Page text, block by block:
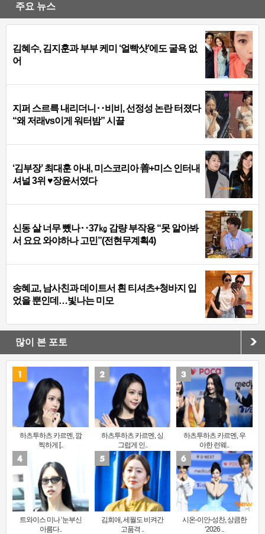
주요 뉴스
김혜수, 김지훈과 부부 케미 ‘얼빡샷’에도 굴욕 없
어
지퍼 스르륵 내리더니‥비비, 선정성 논란 터졌다
“왜 저래vs이게 워터밤” 시끌
‘김부장’ 최대훈 아내, 미스코리아 善+미스 인터내
셔널 3위 ♥장윤서였다
신동 살 너무 뺐나‥37㎏ 감량 부작용 “못 알아봐
서 요요 와야하나 고민”(전현무계획4)
송혜교, 남사친과 데이트서 흰 티셔츠+청바지 입
었을 뿐인데…빛나는 미모
많이 본 포토
하츠투하츠 카르멘, 깜
찍하게 [..
하츠투하츠 카르멘, 싱
그럽게 인..
하츠투하츠 카르멘, 우
아한 런웨..
트와이스 미나 ‘눈부신
아름다..
김희애, 세월도 비켜간
고품격 ..
시온-이안-성찬, 상큼한
‘2026 ..